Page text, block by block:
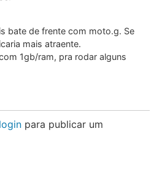
bate de frente com moto.g. Se
mais atraente.
1gb/ram, pra rodar alguns
login para publicar um